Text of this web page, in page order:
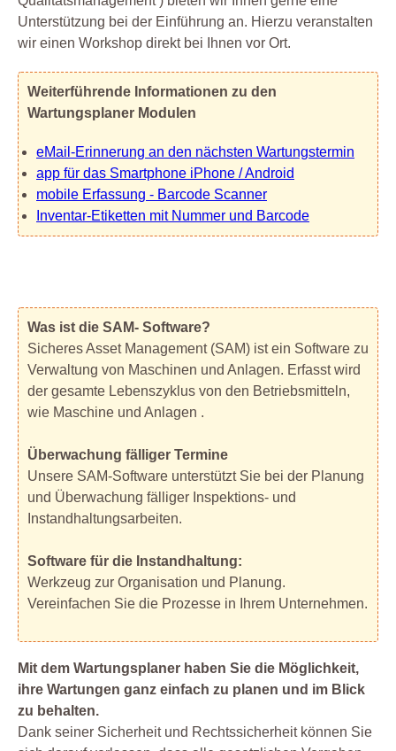
Unterstützung bei der Einführung an. Hierzu veranstalten
wir einen Workshop direkt bei Ihnen vor Ort.
Weiterführende Informationen zu den
Wartungsplaner Modulen
eMail-Erinnerung an den nächsten Wartungstermin
app für das Smartphone iPhone / Android
mobile Erfassung - Barcode Scanner
Inventar-Etiketten mit Nummer und Barcode
Was ist die SAM- Software?
Sicheres Asset Management (SAM) ist ein Software zu
Verwaltung von Maschinen und Anlagen. Erfasst wird
der gesamte Lebenszyklus von den Betriebsmitteln,
wie Maschine und Anlagen .
Überwachung fälliger Termine
Unsere SAM-Software unterstützt Sie bei der Planung
und Überwachung fälliger Inspektions- und
Instandhaltungsarbeiten.
Software für die Instandhaltung:
Werkzeug zur Organisation und Planung.
Vereinfachen Sie die Prozesse in Ihrem Unternehmen.
Mit dem Wartungsplaner haben Sie die Möglichkeit,
ihre Wartungen ganz einfach zu planen und im Blick
zu behalten.
Dank seiner Sicherheit und Rechtssicherheit können Sie